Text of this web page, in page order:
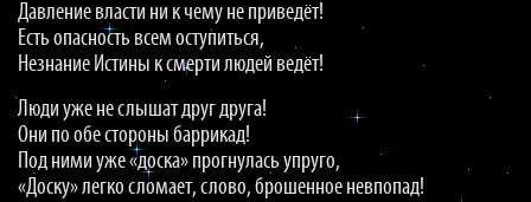
Давление власти ни к чему не приведёт!
Есть опасность всем оступиться,
Незнание Истины к смерти людей ведёт!
Люди уже не слышат друг друга!
Они по обе стороны баррикад!
Под ними уже «доска» прогнулась упруго,
«Доску» легко сломает, слово, брошенное невпопад!